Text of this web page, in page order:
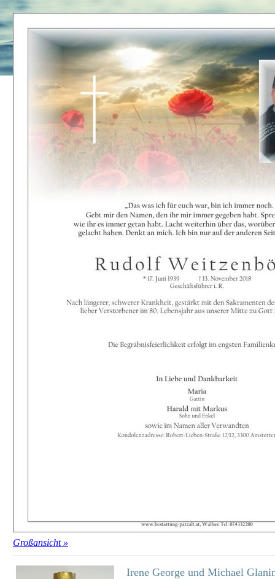
Großansicht »
Irene George und Michael